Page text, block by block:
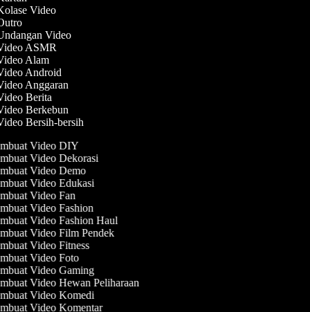
Video
Video
ASMR
Alam
Android
Anggaran
Berita
Berkebun
Bersih-bersih
Video DIY
Video Dekorasi
Video Demo
Video Edukasi
Video Fan
Video Fashion
Video Fashion Haul
Video Film Pendek
Video Fitness
Video Foto
Video Gaming
Video Hewan Peliharaan
Video Komedi
Video Komentar